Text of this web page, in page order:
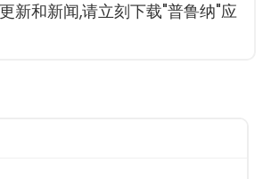
新和新闻,请立刻下载"普鲁纳"应